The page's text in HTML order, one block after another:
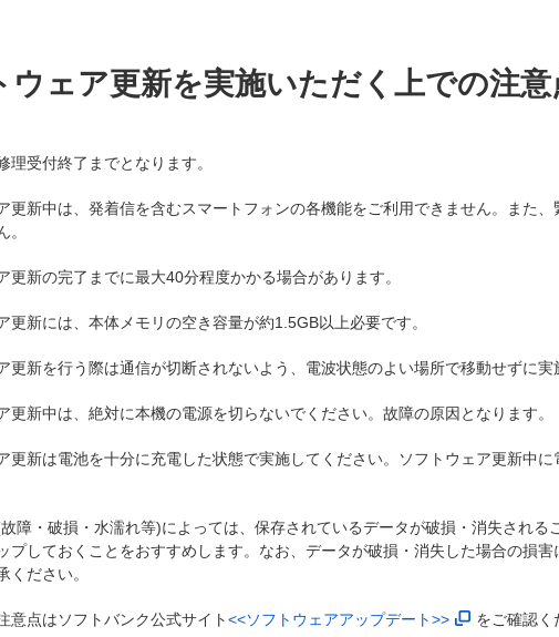
ウェア更新を実施いただく上での注意
理受付終了までとなります。
更新中は、発着信を含むスマートフォンの各機能をご利用できません。また
。
更新の完了までに最大40分程度かかる場合があります。
更新には、本体メモリの空き容量が約1.5GB以上必要です。
更新を行う際は通信が切断されないよう、電波状態のよい場所で移動せずに実
更新中は、絶対に本機の電源を切らないでください。故障の原因となります。
更新は電池を十分に充電した状態で実施してください。ソフトウェア更新中
障・破損・水濡れ等)によっては、保存されているデータが破損・消失され
プしておくことをおすすめします。なお、データが破損・消失した場合の損
ください。
意点はソフトバンク公式サイト<<ソフトウェアアップデート>> をご確認く